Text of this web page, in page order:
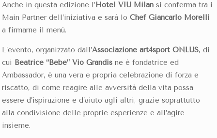
Anche in questa edizione l’Hotel VIU Milansi conferma tra i
Main Partner dell’iniziativa e sarà loChef Giancarlo Morelli
a firmarne il menù.
L’evento, organizzato dall’Associazione art4sport ONLUS, di
cui Beatrice “Bebe” Vio Grandis ne è fondatrice ed
Ambassador, è una vera e propria celebrazione di forza e
riscatto, di come reagire alle avversità della vita possa
essere d’ispirazione e d’aiuto agli altri, grazie soprattutto
alla condivisione delle proprie esperienze e all’agire
insieme.